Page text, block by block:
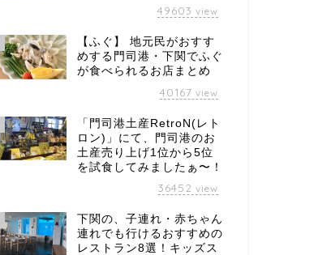
49603 view
【ふぐ】 地元民がおすす
めする門司港・下関でふぐ
が食べられるお店まとめ
40167 view
「門司港土産RetroN(レト
ロン)」にて、門司港のお
土産売り上げ1位から5位
を試食してみましたぁ〜！
36452 view
下関の、子連れ・赤ちゃん
連れでも行けるおすすめの
レストラン8選！キッズス